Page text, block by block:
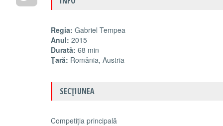
Regia: Gabriel Tempea
Anul: 2015
Durată: 68 min
Ţară: România, Austria
SECŢIUNEA
Competiția principală